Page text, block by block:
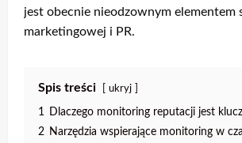
jest obecnie nieodzownym elementem
marketingowej i PR.
Spis treści ukryj
1 Dlaczego monitoring reputacji jest
2 Narzędzia wspierające monitoring w